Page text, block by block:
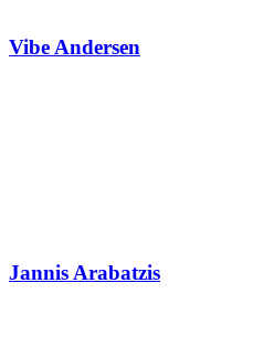
Vibe Andersen
Jannis Arabatzis